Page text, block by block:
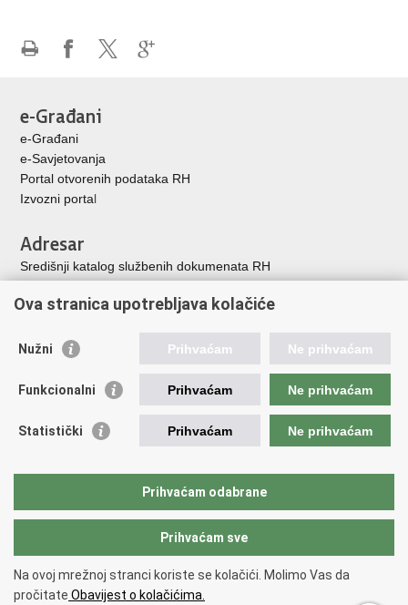
Facebooku
X-
e-Građani
e-Građani
e-Savjetovanja
Portal otvorenih podataka RH
Izvozni portal
Adresar
Središnji katalog službenih dokumenata RH
Adresar političkih stranaka u RH
Vlada Republike Hrvatske
Memorijalni centar Domovinskog rata Vukovar
Zaklada hrvatskih branitelja iz Domovinskog rata
Pučki pravobranitelj
Povjerenik za informiranje
Copyright © 2026 Ministarstvo hrvatskih branitelja Republike Hrvatske.
Ova stranica upotrebljava kolačiće
Nužni Prihvaćam Ne prihvaćam
Funkcionalni Prihvaćam Ne prihvaćam
Statistički Prihvaćam Ne prihvaćam
Prihvaćam odabrane
Prihvaćam sve
Na ovoj mrežnoj stranci koriste se kolačići. Molimo Vas da
pročitate Obavijest o kolačićima.